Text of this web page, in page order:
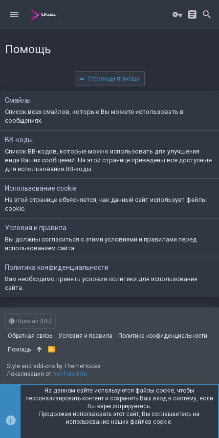
Помощь
Страницы помощи
Смайлы
Список всех смайлов, которые Вы можете использовать в
сообщениях.
BB-коды
Список BB-кодов, которые можно использовать для улучшения
вида Ваших сообщений. На этой странице приведены все доступные
для использования BB-коды.
Использование cookie
На этой странице объясняется, как данный сайт использует файлы
cookie.
Условия и правила
Вы должны согласиться с этими условиями и правилами перед
использованием сайта.
Политика конфиденциальности
Вам необходимо принять условия политики для использования
сайта.
Russian (RU)
Обратная связь Условия и правила
Политика конфиденциальности
Помощь
R
Style and add-ons by ThemeHouse
Локализация от XenForo.Info
На данном сайте используются файлы cookie, чтобы
персонализировать контент и сохранить Ваш вход в систему, если
Вы зарегистрируетесь.
Продолжая использовать этот сайт, Вы соглашаетесь на
использование наших файлов cookie.